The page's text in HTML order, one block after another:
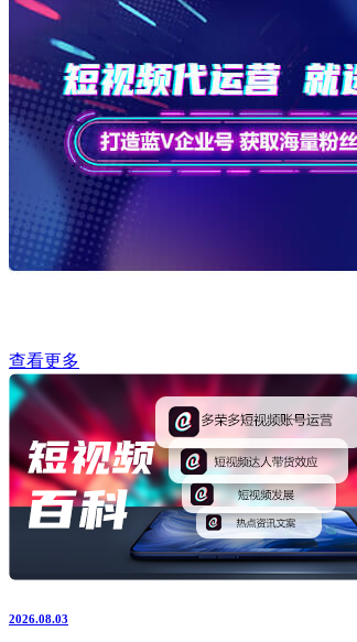
查看更多
2026.08.03